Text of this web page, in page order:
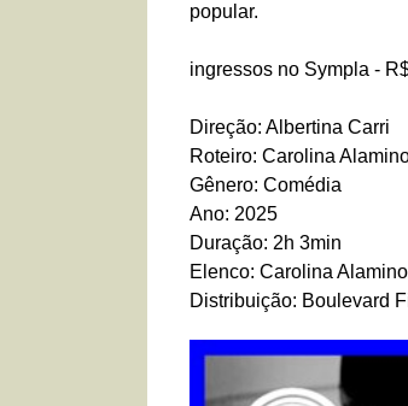
popular.
ingressos no Sympla -
Direção: Albertina Carri
Roteiro: Carolina
Gênero: Comédia
Ano: 2025
Duração: 2h 3min
Elenco: Carolina
Distribuição: Boulevard